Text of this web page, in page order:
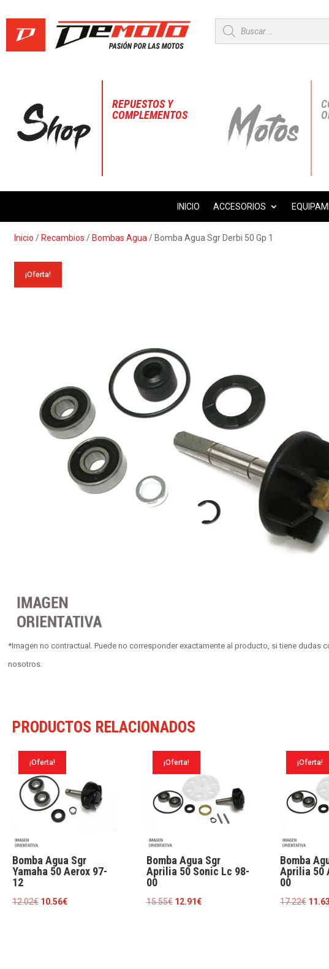
Búsqueda
de
productos
REPUESTOS Y
COMPLEMENTOS
INICIO ACCESORIOS
Inicio / Recambios / Bombas Agua / Bomba Agua Sgr Derbi 50 Gp 1
¡Oferta!
*Imagen no contractual. Puede no corresponder exactamente al producto, si tiene dudas
nosotros.
PRODUCTOS RELACIONADOS
¡Oferta!
Bomba Agua Sgr
Yamaha 50 Aerox 97-
12
12.02€ El
10.56€El
¡Oferta!
Bomba Agua Sgr
Aprilia 50 Sonic Lc 98-
00
15.55€ El
12.91€El
¡Oferta!
Bomba
Aprilia 50
00
17.22€ El